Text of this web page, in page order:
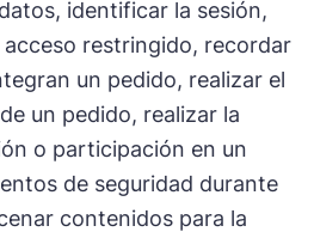
identificar la sesión,
restringido, recordar
un pedido, realizar el
un pedido, realizar la
o participación en un
de seguridad durante
contenidos para la